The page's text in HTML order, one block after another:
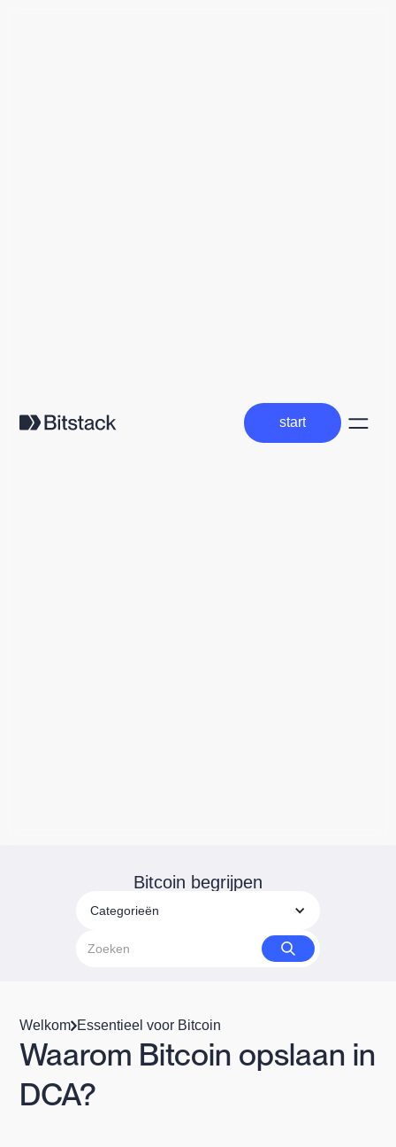
start
start
Bitcoin begrijpen
Categorieën
Welkom Essentieel voor Bitcoin
Waarom Bitcoin opslaan in
DCA?